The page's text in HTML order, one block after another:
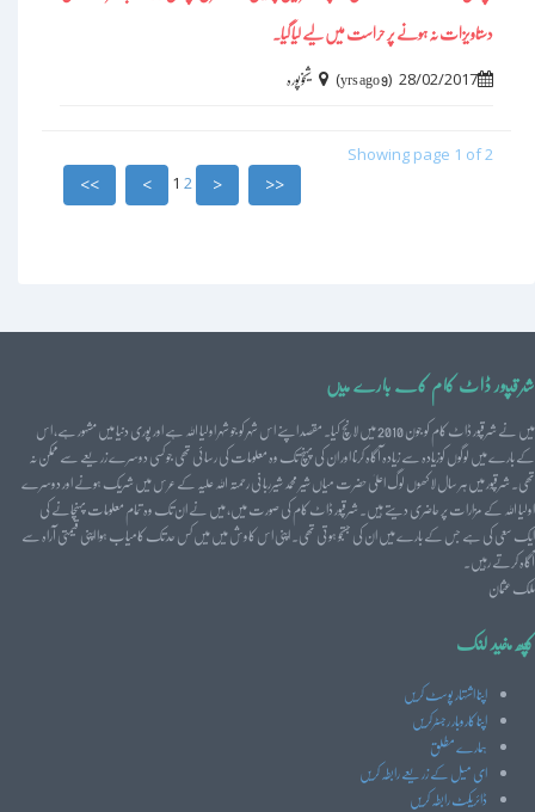
دستاویزات نہ ہونے پر حراست میں لیے لیا گیا۔
28/02/2017
(
9 yrs ago
) شیخوپورہ
Showing page 1 of 2
<<
<
1 2
>
>>
شرقپور ڈاٹ کام کے بارے میں
میں نے شرقپور ڈاٹ کام کو جون 2010 میں لانچ کیا۔ مقصد اپنے اس شہر کو جو شہر اولیا اللہ ہے اور پوری دنیا میں مشہور ہے، اس
کے بارے میں لوگوں کوزیادہ سے زیادہ آگاہ کرنا اور ان کی پہنچ تک وہ معلومات کی رسائی تھی جو کسی دوسرے زریعے سے ممکن نہ
تھی۔ شرقپور میں ہر سال لاکھوں لوگ اعلیٰ حضرت میاں شیر محمد شیرربانی رحمتہ اللہ علیہ کے عرس میں شریک ہونے اور دوسرے
اولیا اللہ کے مزارات پر حاضری دیتے ہیں۔ شرقپور ڈاٹ کام کی صورت میں، میں نے ان تک وہ تمام معلومات پہنچانے کی
ایک سعی کی ہے جس کے بارے میں ان کی جستجو ہوتی تھی۔ اپنی اس کاوش میں میں کس حد تک کامیاب ہوا اپنی قیمتی آراہ سے
آگاہ کرتے رہیں۔
ملک عثمان
کچھ مفید لنک
اپنا اشتہار پوسٹ کریں
اپنا کاروبار رجسٹرکریں
ہمارے مطلق
ای میل کے زریعے رابطہ کریں
ڈائریکٹ رابطہ کریں